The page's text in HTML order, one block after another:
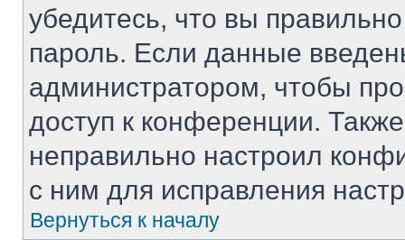
убедитесь, что вы
пароль. Если данные
администратором, чтобы
доступ к конференции.
неправильно настроил
с ним для исправления
Вернуться к началу